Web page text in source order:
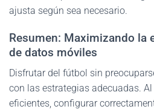
ajusta según sea necesario.
Resumen: Maximizando la
de datos móviles
Disfrutar del fútbol sin
con las estrategias adecuadas.
eficientes, configurar